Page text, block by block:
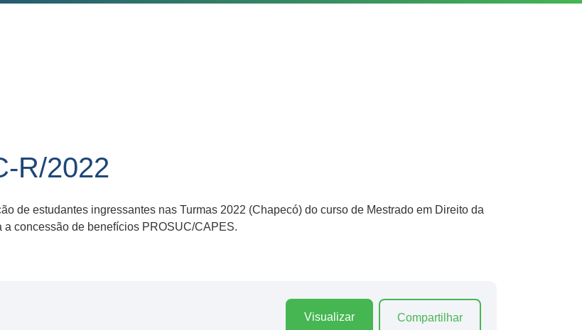
R/2022
de estudantes ingressantes nas Turmas 2022 (Chapecó) do curso de Mestrado em Direito da
concessão de benefícios PROSUC/CAPES.
Visualizar Compartilhar